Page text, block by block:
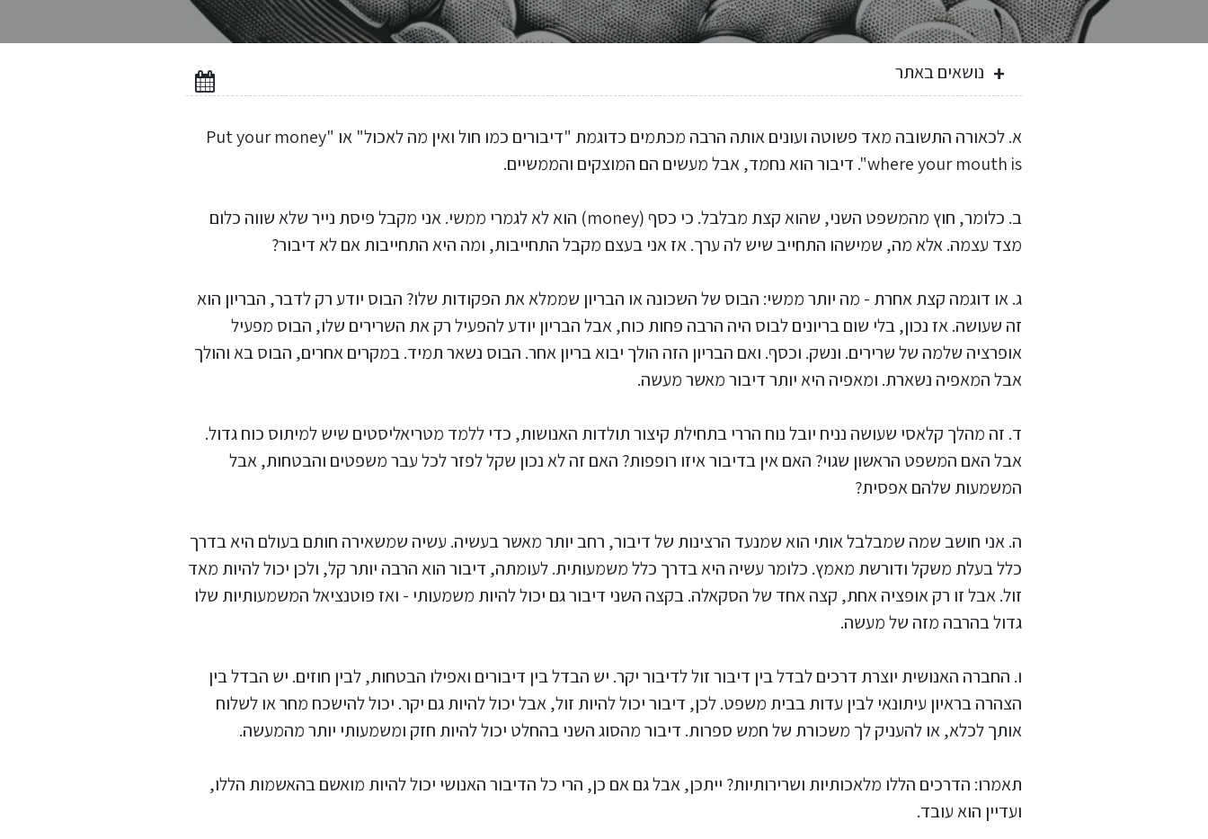
נושאים באתר
א. לכאורה התשובה מאד פשוטה ועונים אותה הרבה מכתמים כדוגמת "דיבורים כמו חול ואין מה לאכול" או "Put your money
where your mouth is". דיבור הוא נחמד, אבל מעשים הם המוצקים והממשיים.
ב. כלומר, חוץ מהמשפט השני, שהוא קצת מבלבל. כי כסף (money) הוא לא לגמרי ממשי. אני מקבל פיסת נייר שלא שווה כלום
מצד עצמה. אלא מה, שמישהו התחייב שיש לה ערך. אז אני בעצם מקבל התחייבות, ומה היא התחייבות אם לא דיבור?
ג. או דוגמה קצת אחרת - מה יותר ממשי: הבוס של השכונה או הבריון שממלא את הפקודות שלו? הבוס יודע רק לדבר, הבריון הוא
זה שעושה. אז נכון, בלי שום בריונים לבוס היה הרבה פחות כוח, אבל הבריון יודע להפעיל רק את השרירים שלו, הבוס מפעיל
אופרציה שלמה של שרירים. ונשק. וכסף. ואם הבריון הזה הולך יבוא בריון אחר. הבוס נשאר תמיד. במקרים אחרים, הבוס בא והולך
אבל המאפיה נשארת. ומאפיה היא יותר דיבור מאשר מעשה.
ד. זה מהלך קלאסי שעושה נניח יובל נוח הררי בתחילת קיצור תולדות האנושות, כדי ללמד מטריאליסטים שיש למיתוס כוח גדול.
אבל האם המשפט הראשון שגוי? האם אין בדיבור איזו רופפות? האם זה לא נכון שקל לפזר לכל עבר משפטים והבטחות, אבל
המשמעות שלהם אפסית?
ה. אני חושב שמה שמבלבל אותי הוא שמנעד הרצינות של דיבור, רחב יותר מאשר בעשיה. עשיה שמשאירה חותם בעולם היא בדרך
כלל בעלת משקל ודורשת מאמץ. כלומר עשיה היא בדרך כלל משמעותית. לעומתה, דיבור הוא הרבה יותר קל, ולכן יכול להיות מאד
זול. אבל זו רק אופציה אחת, קצה אחד של הסקאלה. בקצה השני דיבור גם יכול להיות משמעותי - ואז פוטנציאל המשמעותיות שלו
גדול בהרבה מזה של מעשה.
ו. החברה האנושית יוצרת דרכים לבדל בין דיבור זול לדיבור יקר. יש הבדל בין דיבורים ואפילו הבטחות, לבין חוזים. יש הבדל בין
הצהרה בראיון עיתונאי לבין עדות בבית משפט. לכן, דיבור יכול להיות זול, אבל יכול להיות גם יקר. יכול להישכח מחר או לשלוח
אותך לכלא, או להעניק לך משכורת של חמש ספרות. דיבור מהסוג השני בהחלט יכול להיות חזק ומשמעותי יותר מהמעשה.
תאמרו: הדרכים הללו מלאכותיות ושרירותיות? ייתכן, אבל גם אם כן, הרי כל הדיבור האנושי יכול להיות מואשם בהאשמות הללו,
ועדיין הוא עובד.